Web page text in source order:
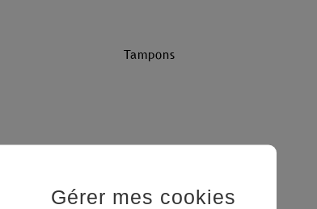
Tampons
Gérer mes cookies